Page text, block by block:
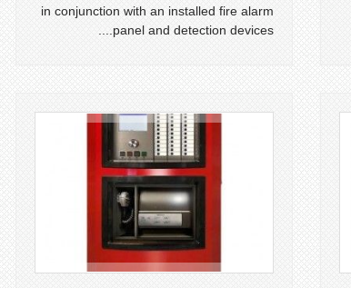
in conjunction with an installed fire alarm
panel and detection devices....